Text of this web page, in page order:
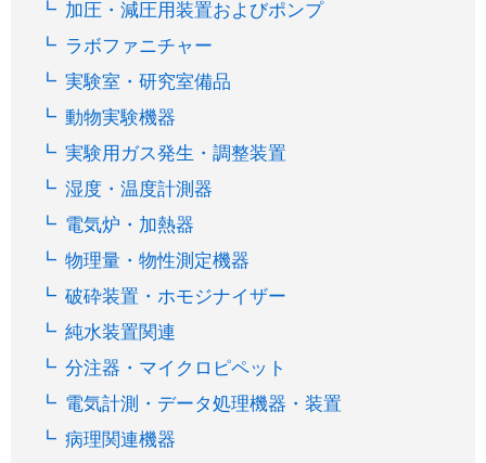
加圧・減圧用装置およびポンプ
ラボファニチャー
実験室・研究室備品
動物実験機器
実験用ガス発生・調整装置
湿度・温度計測器
電気炉・加熱器
物理量・物性測定機器
破砕装置・ホモジナイザー
純水装置関連
分注器・マイクロピペット
電気計測・データ処理機器・装置
病理関連機器